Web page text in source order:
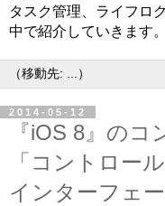
タスク管理、ライフロ
中で紹介していきます。
2014-05-12
『iOS 8』のコ
「コントロー
インターフェ